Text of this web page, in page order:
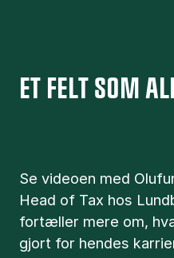
ET FELT SOM
Se vi­deo­en med
Head of Tax hos
for­tæl­ler mere om,
gjort for hen­des